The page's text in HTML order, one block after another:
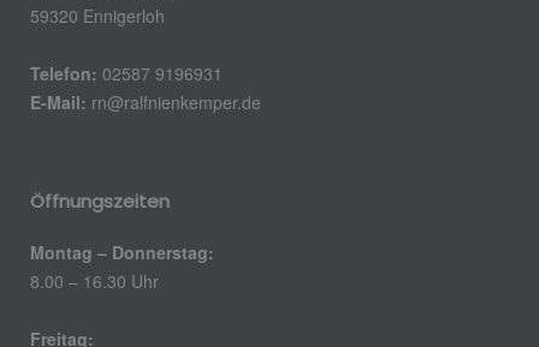
59320 Ennigerloh
Telefon: 02587 9196931
E-Mail: rn@ralfnienkemper.de
Öffnungszeiten
Montag – Donnerstag:
8.00 – 16.30 Uhr
Freitag: